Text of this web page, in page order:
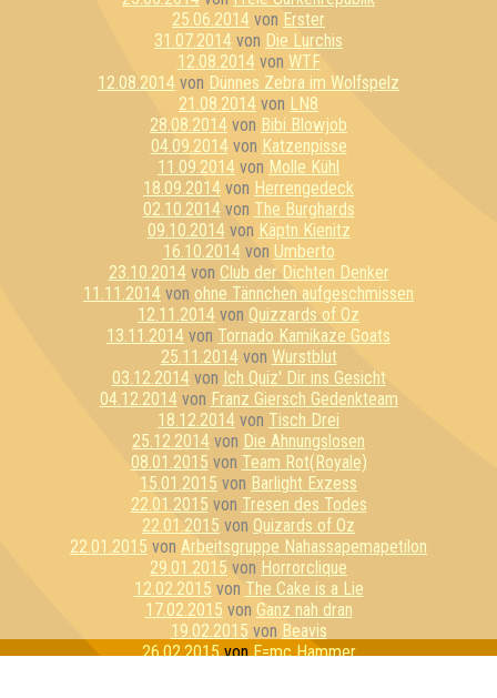
25.06.2014 von Erster
31.07.2014 von Die Lurchis
12.08.2014von WTF
12.08.2014 von Dünnes Zebra im Wolfspelz
21.08.2014 von LN8
28.08.2014 von Bibi Blowjob
04.09.2014von Katzenpisse
11.09.2014 von Molle Kühl
18.09.2014 von Herrengedeck
02.10.2014von The Burghards
09.10.2014von Käptn Kienitz
16.10.2014von Umberto
23.10.2014von Club der Dichten Denker
11.11.2014 von ohne Tännchen aufgeschmissen
12.11.2014 von Quizzards of Oz
13.11.2014 von Tornado Kamikaze Goats
25.11.2014von Wurstblut
03.12.2014von Ich Quiz' Dir ins Gesicht
04.12.2014von Franz Giersch Gedenkteam
18.12.2014 von Tisch Drei
25.12.2014 von Die Ahnungslosen
08.01.2015 von Team Rot(Royale)
15.01.2015 von Barlight Exzess
22.01.2015 von Tresen des Todes
22.01.2015 von Quizards of Oz
22.01.2015 von Arbeitsgruppe Nahassapemapetilon
29.01.2015 von Horrorclique
12.02.2015 von The Cake is a Lie
17.02.2015 von Ganz nah dran
19.02.2015 von Beavis
26.02.2015vonE=mc Hammer